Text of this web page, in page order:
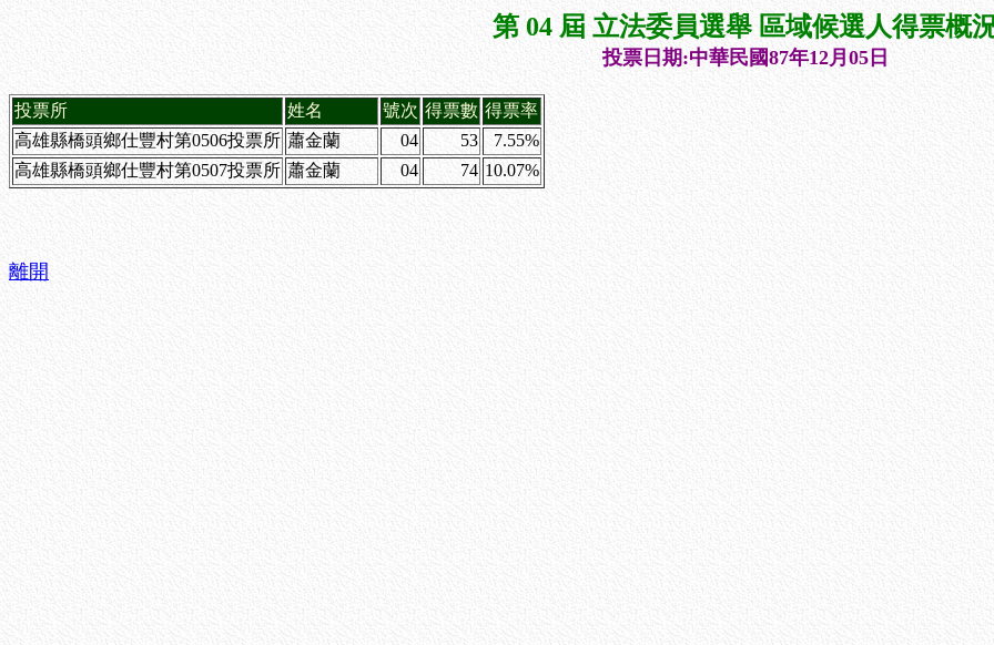
第 04 屆 立法委員選舉 區域候選人得票概
投票日期:中華民國87年12月05日
投票所 姓名 號次 得票數 得票率
高雄縣橋頭鄉仕豐村第0506投票所 蕭金蘭 04 53
7.55%
高雄縣橋頭鄉仕豐村第0507投票所 蕭金蘭 04 74 10.07%
離開